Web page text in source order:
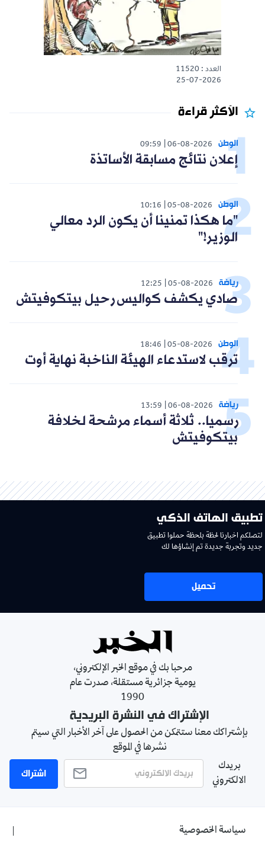
العدد : 11520
25-07-2026
الأكثر قراءة
الوطن 06-08-2026
09:59
إعلان نتائج مسابقة الأساتذة
الوطن 05-08-2026
10:16
"ما هكذا تمنينا أن يكون الرد معالي
الوزير!"
رياضة 05-08-2026
12:25
صادي يكشف كواليس رحيل بيتكوفيتش
الوطن 05-08-2026
18:46
ترقب لاستدعاء الهيئة الناخبة نهاية أوت
رياضة 06-08-2026
13:59
رسميا.. ثلاثة أسماء مرشحة لخلافة
بيتكوفيتش
تطبيق الهاتف الذكي
لتصلكم اخبارنا لحظة بلحظة حملوا تطبيق
جديد وتجربة جديدة تم إنشاؤها لك
تحميل
مرحبا بك في موقع الخبر الإلكتروني،
يومية جزائرية مستقلة، صدرت عام
1990
الإشتراك في النشرة البريدية
بإشتراكك معنا ستتمكن من الحصول على آخر الأخبار التي سيتم
نشرها في الموقع
بريدك
الالكتروني
اشتراك
سياسة الخصوصية